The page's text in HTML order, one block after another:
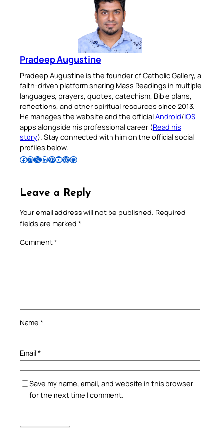
Pradeep Augustine
Pradeep Augustine is the founder of Catholic Gallery, a
faith-driven platform sharing Mass Readings in multiple
languages, prayers, quotes, catechism, Bible plans,
reflections, and other spiritual resources since 2013.
He manages the website and the officialAndroid/iOS
apps alongside his professional career (Read his
story). Stay connected with him on the official social
profiles below.
Follow Pradeep on Facebook Follow Pradeep on InstagramFollow Pradeep on X Follow Pradeep on LinkedIn Follow Pradeep on Pinterest Subscribe to Pradeep’s Youtube Channel Follow Pradeep on WordPress Follow Pradeep on GitHub
Leave a Reply
Your email address will not be published. Required
fields are marked *
Comment*
Name *
Email*
Save my name, email, and website in this browser
for the next time I comment.